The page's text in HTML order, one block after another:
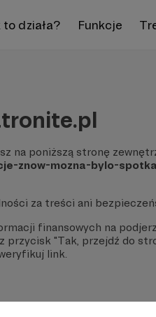
to działa? Funkcje
na poniższą stronę
znow-mozna-bylo-
za treści ani
finansowych na
przycisk "Tak, przejdź do
link.